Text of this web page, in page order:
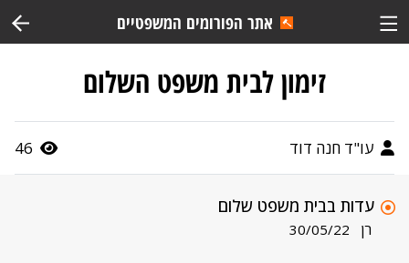
אתר הפורומים המשפטיים
זימון לבית משפט השלום
עו"ד חנה דוד 46
עדות בבית משפט שלום
רן 30/05/22